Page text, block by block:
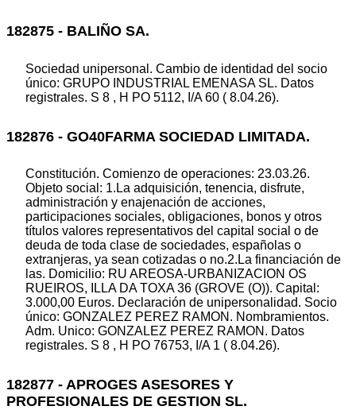
182875 - BALIÑO SA.
Sociedad unipersonal. Cambio de identidad del socio
único: GRUPO INDUSTRIAL EMENASA SL. Datos
registrales. S 8 , H PO 5112, I/A 60 ( 8.04.26).
182876 - GO40FARMA SOCIEDAD LIMITADA.
Constitución. Comienzo de operaciones: 23.03.26.
Objeto social: 1.La adquisición, tenencia, disfrute,
administración y enajenación de acciones,
participaciones sociales, obligaciones, bonos y otros
títulos valores representativos del capital social o de
deuda de toda clase de sociedades, españolas o
extranjeras, ya sean cotizadas o no.2.La financiación de
las. Domicilio: RU AREOSA-URBANIZACION OS
RUEIROS, ILLA DA TOXA 36 (GROVE (O)). Capital:
3.000,00 Euros. Declaración de unipersonalidad. Socio
único: GONZALEZ PEREZ RAMON. Nombramientos.
Adm. Unico: GONZALEZ PEREZ RAMON. Datos
registrales. S 8 , H PO 76753, I/A 1 ( 8.04.26).
182877 - APROGES ASESORES Y
PROFESIONALES DE GESTION SL.